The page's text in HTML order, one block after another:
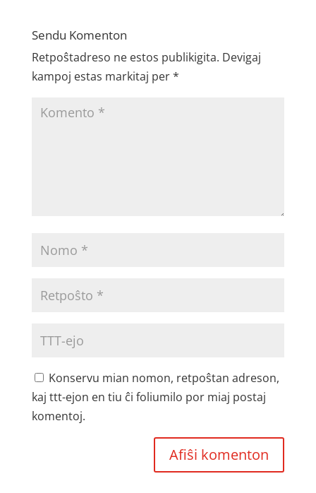
Sendu Komenton
Retpoŝtadreso ne estos publikigita. Devigaj
kampoj estas markitaj per*
Konservu mian nomon, retpoŝtan adreson,
kaj ttt-ejon en tiu ĉi foliumilo por miaj postaj
komentoj.